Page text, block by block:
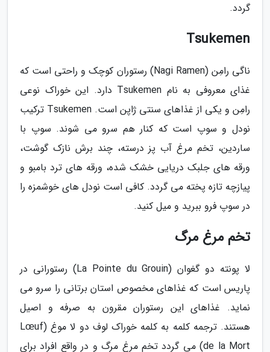
گردد.
Tsukemen
ناگی رامِن (Nagi Ramen) رستوران کوچک و راحتی است که
غذای معروفی به نام Tsukemen دارد. این خوراک نوعی
رامِن و یکی از غذاهای سنتی ژاپن است. Tsukemen ترکیب
نودل و سوپ است که کنار هم سرو می شوند. سوپ با
ساردین، تخم مرغ آب پز درسته، چند برش نازک گوشت،
ورقه های جلبک دریایی خشک شده، ورقه های ترد بامبو و
پیازچه تازه پخته می گردد. کافی است نودل های خوشمزه را
در سوپ فرو ببرید و میل کنید.
تخم مرغ مرگ
لا پونته دو گغوان (La Pointe du Grouin) رستورانی در
پاریس است که غذاهای مخصوص استان برتانی را سرو می
نماید. غذاهای این رستوران مقرون به صرفه و اصیل
هستند. ترجمه کلمه به کلمه خوراک لوف دو لا موغ (Lœuf
de la Mort) می گردد تخم مرغ مرگ و در واقع افراد برای